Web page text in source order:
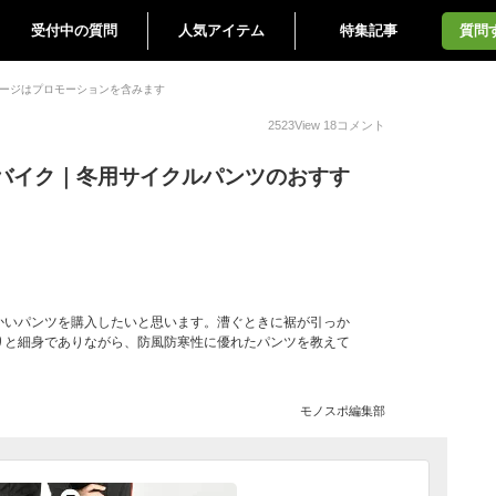
受付中の質問 人気アイテム 特集記事 質問
ジはプロモーションを含みます
2523View 18コメント
イク｜冬用サイクルパンツのおすす
パンツを購入したいと思います。漕ぐときに裾が引っか
細身でありながら、防風防寒性に優れたパンツを教えて
モノスポ編集部